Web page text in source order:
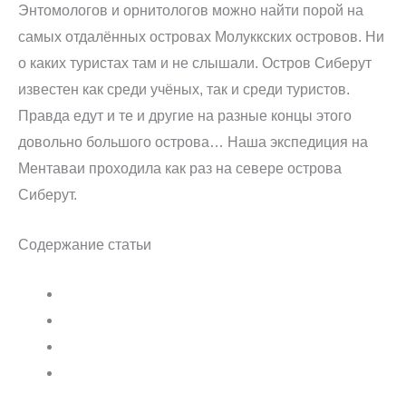
Энтомологов и орнитологов можно найти порой на
самых отдалённых островах Молуккских островов. Ни
о каких туристах там и не слышали. Остров Сиберут
известен как среди учёных, так и среди туристов.
Правда едут и те и другие на разные концы этого
довольно большого острова… Наша экспедиция на
Ментаваи проходила как раз на севере острова
Сиберут.
Содержание статьи